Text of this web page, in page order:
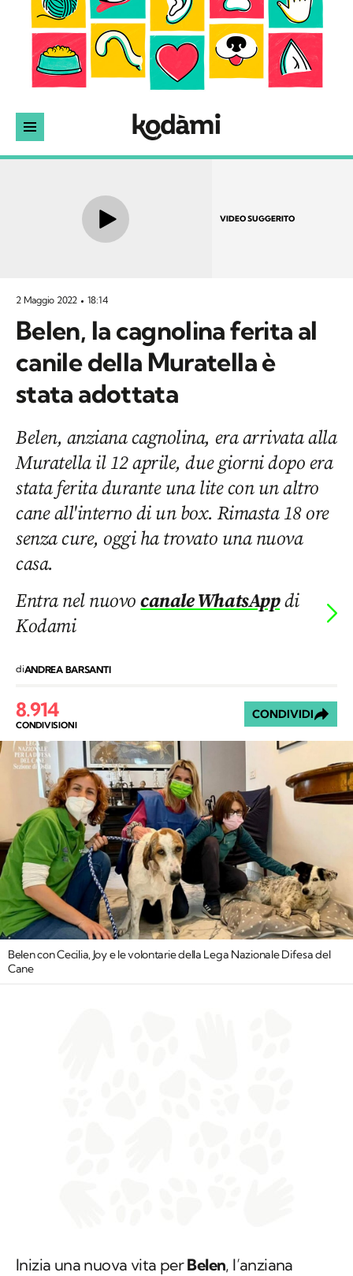
VIDEO SUGGERITO
2 Maggio 2022 18:14
Belen, la cagnolina ferita al
canile della Muratella è
stata adottata
Belen, anziana cagnolina, era arrivata alla
Muratella il 12 aprile, due giorni dopo era
stata ferita durante una lite con un altro
cane all'interno di un box. Rimasta 18 ore
senza cure, oggi ha trovato una nuova
casa.
Entra nel nuovocanale WhatsAppdi
Kodami
diANDREA BARSANTI
8.914
CONDIVISIONI
CONDIVIDI
Belen con Cecilia, Joy e le volontarie della Lega Nazionale Difesa del
Cane
Inizia una nuova vita perBelen, l’anziana